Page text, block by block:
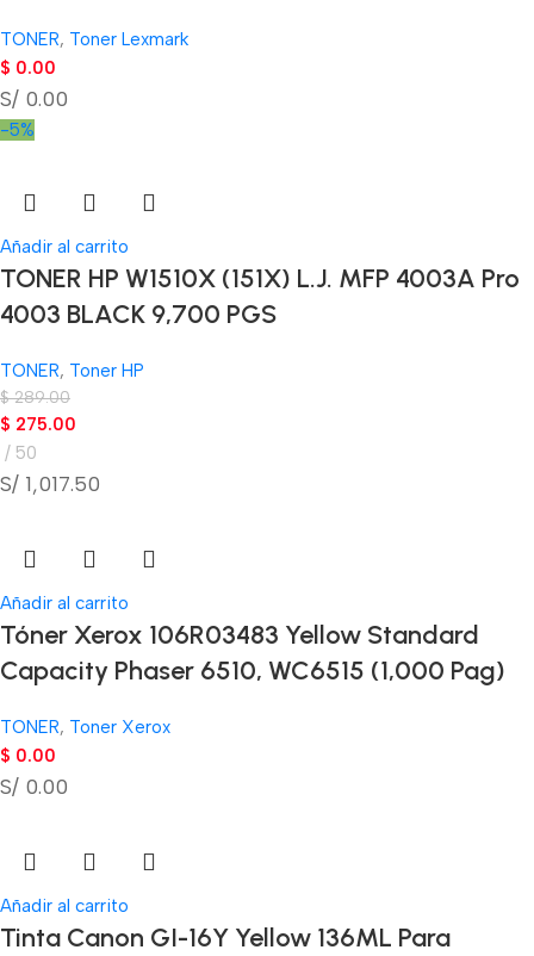
TONER, Toner Lexmark
$ 0.00
S/ 0.00
-5%
Añadir al carrito
TONER HP W1510X (151X) L.J. MFP 4003A Pro
4003 BLACK 9,700 PGS
TONER, Toner HP
$289.00
$ 275.00
50
S/ 1,017.50
Añadir al carrito
Tóner Xerox 106R03483 Yellow Standard
Capacity Phaser 6510, WC6515 (1,000 Pag)
TONER, Toner Xerox
$ 0.00
S/ 0.00
Añadir al carrito
Tinta Canon GI-16Y Yellow 136ML Para